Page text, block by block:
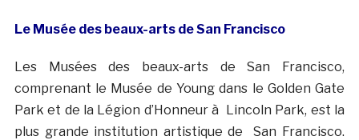
Le Musée des beaux-arts de San Francisco
Les Musées des beaux-arts de San Francisco,
comprenant le Musée de Young dans le Golden Gate
Park et de la Légion d’Honneur à Lincoln Park, est la
plus grande institution artistique de San Francisco.